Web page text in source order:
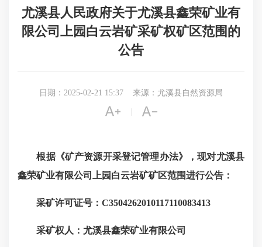
尤溪县人民政府关于尤溪县鑫荣矿业有
限公司上园白云岩矿采矿权矿区范围的
公告
日期：2025-02-21 15:37 来源：尤溪县自然资源局
 
根据《矿产资源开采登记管理办法》，现对尤溪县
鑫荣矿业有限公司上园白云岩矿矿区范围进行公告：
采矿许可证号：C3504262010117110083413
采矿权人：尤溪县鑫荣矿业有限公司